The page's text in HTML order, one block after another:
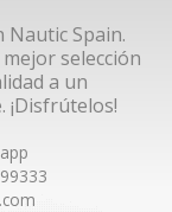
Nautic Spain.
selección
a un
¡Disfrútelos!